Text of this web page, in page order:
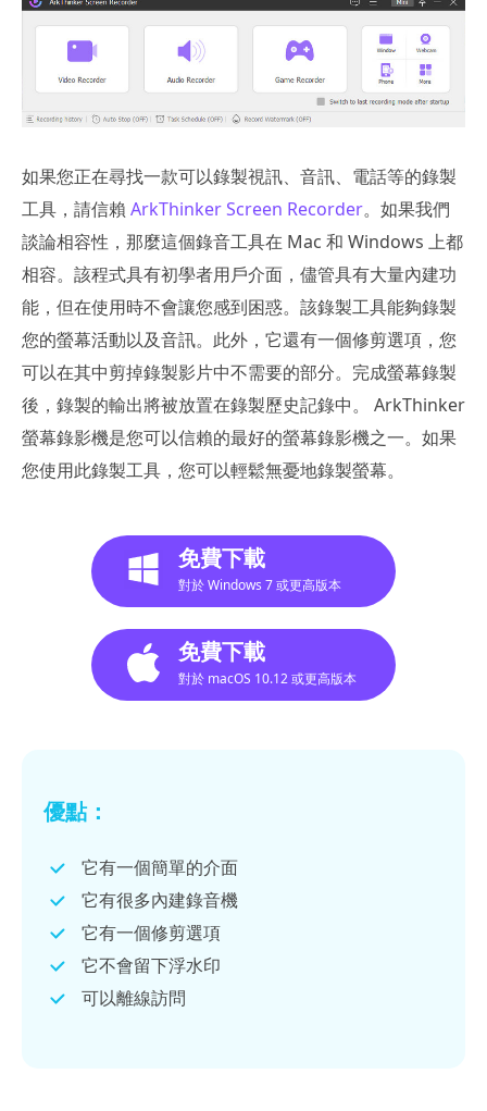
如果您正在尋找一款可以錄製視訊、音訊、電話等的錄製
工具，請信賴 ArkThinker Screen Recorder。如果我們
談論相容性，那麼這個錄音工具在 Mac 和 Windows 上都
相容。該程式具有初學者用戶介面，儘管具有大量內建功
能，但在使用時不會讓您感到困惑。該錄製工具能夠錄製
您的螢幕活動以及音訊。此外，它還有一個修剪選項，您
可以在其中剪掉錄製影片中不需要的部分。完成螢幕錄製
後，錄製的輸出將被放置在錄製歷史記錄中。 ArkThinker
螢幕錄影機是您可以信賴的最好的螢幕錄影機之一。如果
您使用此錄製工具，您可以輕鬆無憂地錄製螢幕。
免費下載
對於 Windows 7 或更高版本
免費下載
對於 macOS 10.12 或更高版本
優點：
它有一個簡單的介面
它有很多內建錄音機
它有一個修剪選項
它不會留下浮水印
可以離線訪問